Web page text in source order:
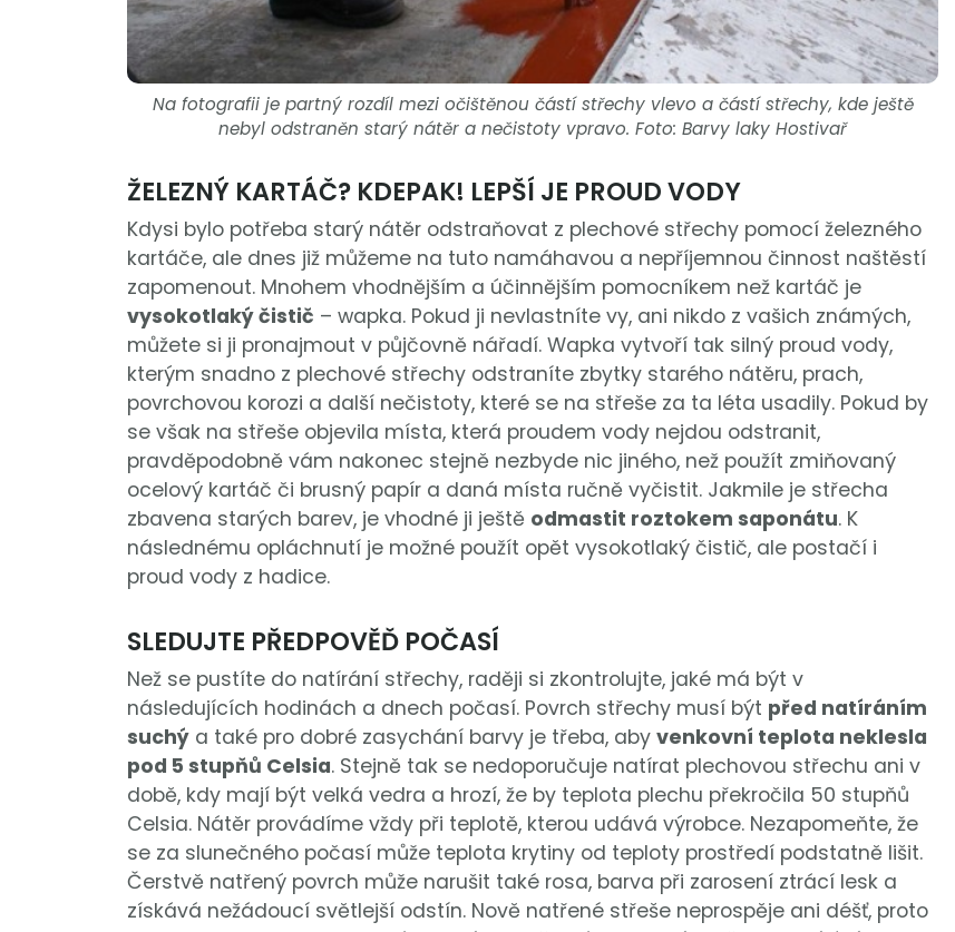
Na fotografii je partný rozdíl mezi očištěnou částí střechy vlevo a částí střechy, kde ještě
nebyl odstraněn starý nátěr a nečistoty vpravo. Foto: Barvy laky Hostivař
ŽELEZNÝ KARTÁČ? KDEPAK! LEPŠÍ JE PROUD VODY
Kdysi bylo potřeba starý nátěr odstraňovat z plechové střechy pomocí železného
kartáče, ale dnes již můžeme na tuto namáhavou a nepříjemnou činnost naštěstí
zapomenout. Mnohem vhodnějším a účinnějším pomocníkem než kartáč je
vysokotlaký čistič – wapka. Pokud ji nevlastníte vy, ani nikdo z vašich známých,
můžete si ji pronajmout v půjčovně nářadí. Wapka vytvoří tak silný proud vody,
kterým snadno z plechové střechy odstraníte zbytky starého nátěru, prach,
povrchovou korozi a další nečistoty, které se na střeše za ta léta usadily. Pokud by
se však na střeše objevila místa, která proudem vody nejdou odstranit,
pravděpodobně vám nakonec stejně nezbyde nic jiného, než použít zmiňovaný
ocelový kartáč či brusný papír a daná místa ručně vyčistit. Jakmile je střecha
zbavena starých barev, je vhodné ji ještě odmastit roztokem saponátu. K
následnému opláchnutí je možné použít opět vysokotlaký čistič, ale postačí i
proud vody z hadice.
SLEDUJTE PŘEDPOVĚĎ POČASÍ
Než se pustíte do natírání střechy, raději si zkontrolujte, jaké má být v
následujících hodinách a dnech počasí. Povrch střechy musí být před natíráním
suchý a také pro dobré zasychání barvy je třeba, aby venkovní teplota neklesla
pod 5 stupňů Celsia. Stejně tak se nedoporučuje natírat plechovou střechu ani v
době, kdy mají být velká vedra a hrozí, že by teplota plechu překročila 50 stupňů
Celsia. Nátěr provádíme vždy při teplotě, kterou udává výrobce. Nezapomeňte, že
se za slunečného počasí může teplota krytiny od teploty prostředí podstatně lišit.
Čerstvě natřený povrch může narušit také rosa, barva při zarosení ztrácí lesk a
získává nežádoucí světlejší odstín. Nově natřené střeše neprospěje ani déšť, proto